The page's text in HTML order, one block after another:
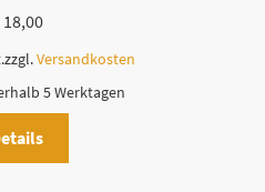
18,00
zzgl.Versandkosten
5 Werktagen